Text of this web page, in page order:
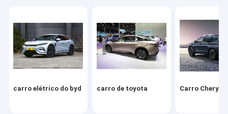
Carro elétrico Seres
Carro elétrico da Lynk & Co
carro elétrico do byd carro de toyota Carro Chery